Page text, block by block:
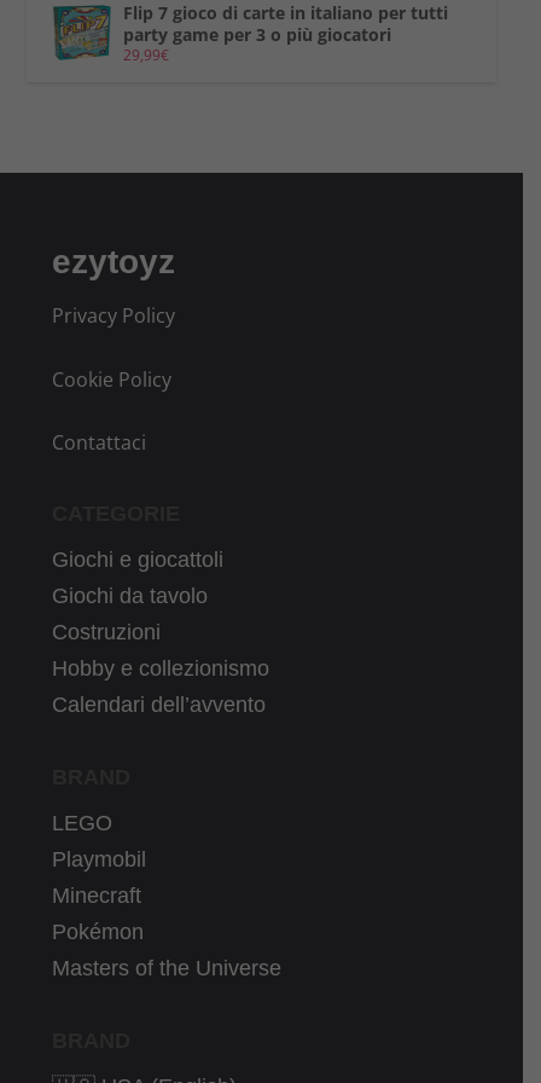
Flip 7 gioco di carte in italiano per tutti
party game per 3 o più giocatori
29,99€
ezytoyz
Privacy Policy
Cookie Policy
Contattaci
Giochi e giocattoli
Giochi da tavolo
Costruzioni
Hobby e collezionismo
Calendari dell’avvento
LEGO
Playmobil
Minecraft
Pokémon
Masters of the Universe